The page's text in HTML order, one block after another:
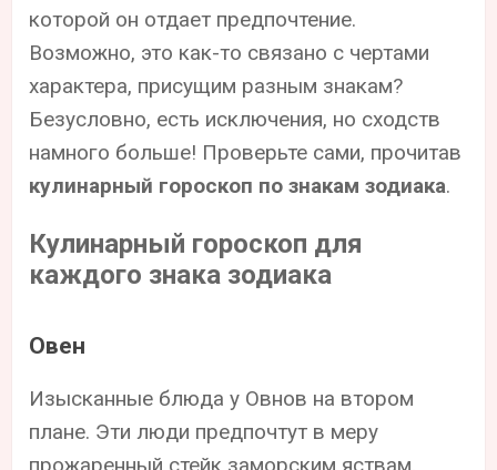
которой он отдает предпочтение.
Возможно, это как-то связано с чертами
характера, присущим разным знакам?
Безусловно, есть исключения, но сходств
намного больше! Проверьте сами, прочитав
кулинарный гороскоп по знакам зодиака.
Кулинарный гороскоп для
каждого знака зодиака
Овен
Изысканные блюда у Овнов на втором
плане. Эти люди предпочтут в меру